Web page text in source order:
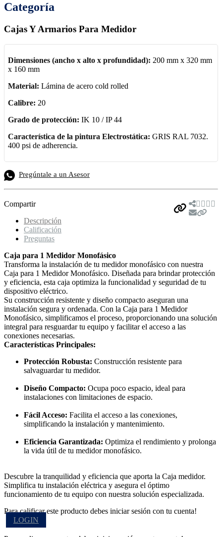
Categoría
Cajas Y Armarios Para Medidor
Dimensiones (ancho x alto x profundidad): 200 mm x 320 mm
x 160 mm
Material: Lámina de acero cold rolled
Calibre: 20
Grado de protección: IK 10 / IP 44
Característica de la pintura Electrostática: GRIS RAL 7032.
400 psi de adherencia.
Pregúntale a un Asesor
Compartir
Descripción
Calificación
Preguntas
Caja para 1 Medidor Monofásico
Transforma la instalación de tu medidor monofásico con nuestra
Caja para 1 Medidor Monofásico. Diseñada para brindar protección
y eficiencia, esta caja optimiza la funcionalidad y seguridad de tu
dispositivo eléctrico.
Su construcción resistente y diseño compacto aseguran una
instalación segura y ordenada. Con la Caja para 1 Medidor
Monofásico, simplificamos el proceso, proporcionando una solución
integral para resguardar tu equipo y facilitar el acceso a las
conexiones necesarias.
Características Principales:
Protección Robusta: Construcción resistente para
salvaguardar tu medidor.
Diseño Compacto: Ocupa poco espacio, ideal para
instalaciones con limitaciones de espacio.
Fácil Acceso: Facilita el acceso a las conexiones,
simplificando la instalación y mantenimiento.
Eficiencia Garantizada: Optimiza el rendimiento y prolonga
la vida útil de tu medidor monofásico.
Descubre la tranquilidad y eficiencia que aporta la Caja medidor.
Simplifica tu instalación eléctrica y asegura el óptimo
funcionamiento de tu equipo con nuestra solución especializada.
Para calificar este producto debes iniciar sesión con tu cuenta!
LOGIN